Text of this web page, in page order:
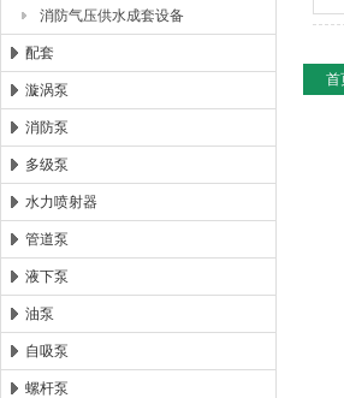
消防气压供水成套设备
配套
漩涡泵
消防泵
多级泵
水力喷射器
管道泵
液下泵
油泵
自吸泵
螺杆泵
首